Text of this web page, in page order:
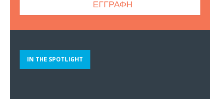
IN THE SPOTLIGHT